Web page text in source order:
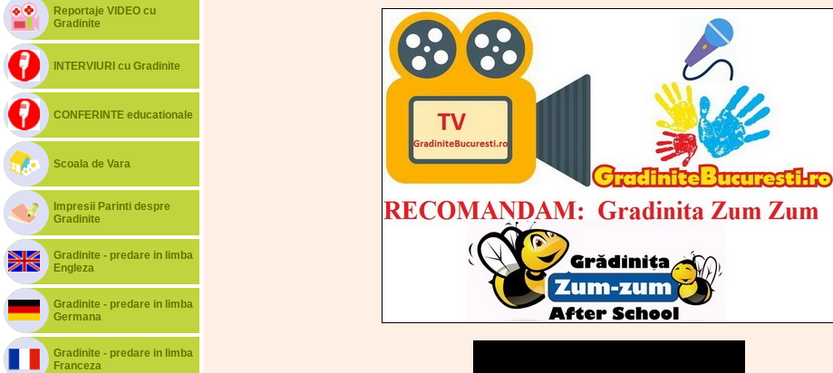
Reportaje VIDEO cu
Gradinite
INTERVIURI cu Gradinite
CONFERINTE educationale
Scoala de Vara
Impresii Parinti despre
Gradinite
Gradinite - predare in limba
Engleza
Gradinite - predare in limba
Germana
Gradinite - predare in limba
Franceza